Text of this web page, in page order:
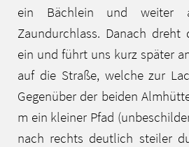
ein Bächlein und weiter
Zaundurchlass. Danach dreht
ein und führt uns kurz später
auf die Straße, welche zur
Gegenüber der beiden
m ein kleiner Pfad
nach rechts deutlich steiler